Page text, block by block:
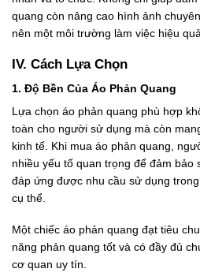
quang còn nâng cao hình ảnh
nên một môi trường làm việc hiệu
IV. Cách Lựa Chọn
1. Độ Bền Của Áo Phản Quang
Lựa chọn áo phản quang phù hợp
toàn cho người sử dụng mà còn
kinh tế. Khi mua áo phản quang,
nhiều yếu tố quan trọng để đảm bảo
đáp ứng được nhu cầu sử dụng
cụ thể.
Một chiếc áo phản quang đạt tiêu
năng phản quang tốt và có đầy đủ
cơ quan uy tín.